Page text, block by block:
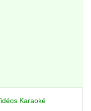
Karaoké